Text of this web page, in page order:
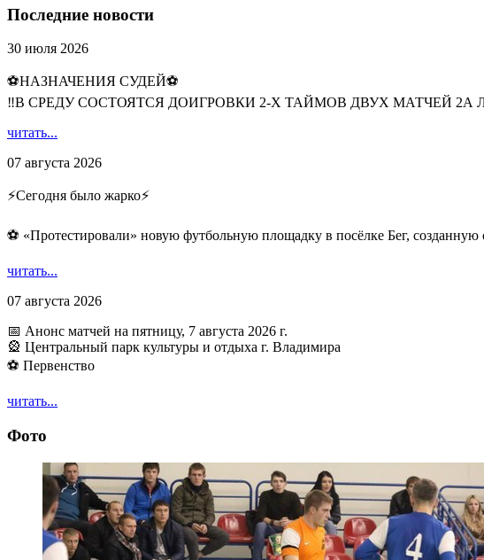
Последние новости
30 июля 2026
⚽НАЗНАЧЕНИЯ СУДЕЙ⚽
‼В СРЕДУ СОСТОЯТСЯ ДОИГРОВКИ 2-Х ТАЙМОВ ДВУХ МАТЧЕЙ
читать...
07 августа 2026
⚡️Сегодня было жарко⚡️
⚽ ️«Протестировали» новую футбольную площадку в посёлке Бег,
читать...
07 августа 2026
📅 Анонс матчей на пятницу, 7 августа 2026 г.
🎡 Центральный парк культуры и отдыха г. Владимира
⚽ Первенство
читать...
Фото